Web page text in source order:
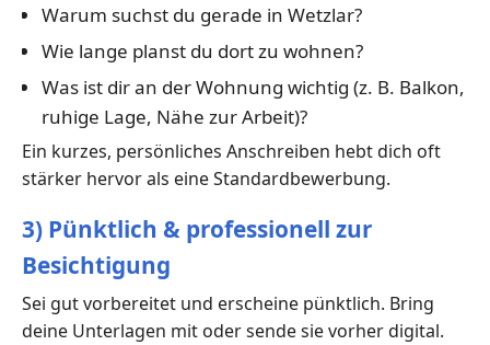
Warum suchst du gerade in Wetzlar?
Wie lange planst du dort zu wohnen?
Was ist dir an der Wohnung wichtig (z. B. Balkon,
ruhige Lage, Nähe zur Arbeit)?
Ein kurzes, persönliches Anschreiben hebt dich oft
stärker hervor als eine Standardbewerbung.
3) Pünktlich & professionell zur
Besichtigung
Sei gut vorbereitet und erscheine pünktlich. Bring
deine Unterlagen mit oder sende sie vorher digital.